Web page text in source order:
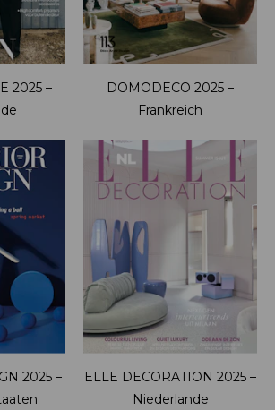
2025 –
DOMODECO 2025 –
Frankreich
2025 –
ELLE DECORATION 2025 –
Niederlande